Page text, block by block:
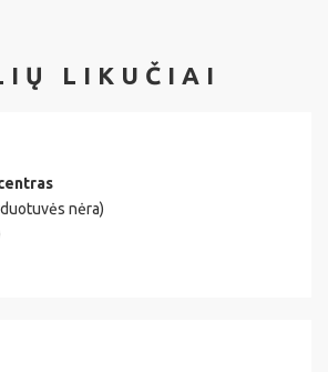
LIKUČIAI
nėra)